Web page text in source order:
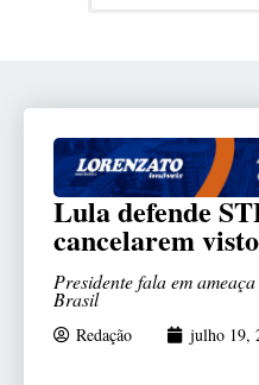
Lula defende
cancelarem
Presidente fala em
Brasil
Redação julho 19,